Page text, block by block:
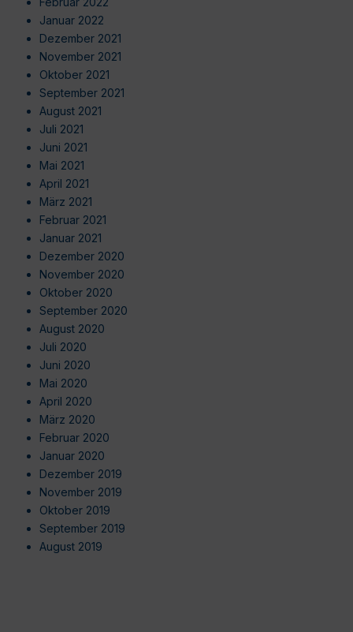
Januar 2022
Dezember 2021
November 2021
Oktober 2021
September 2021
August 2021
Juli 2021
Juni 2021
Mai 2021
April 2021
März 2021
Februar 2021
Januar 2021
Dezember 2020
November 2020
Oktober 2020
September 2020
August 2020
Juli 2020
Juni 2020
Mai 2020
April 2020
März 2020
Februar 2020
Januar 2020
Dezember 2019
November 2019
Oktober 2019
September 2019
August 2019